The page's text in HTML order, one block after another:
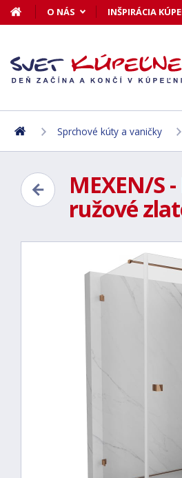
O NÁS INŠPIRÁCIA
Sprchové kúty a vaničky
MEXEN/S
ružové